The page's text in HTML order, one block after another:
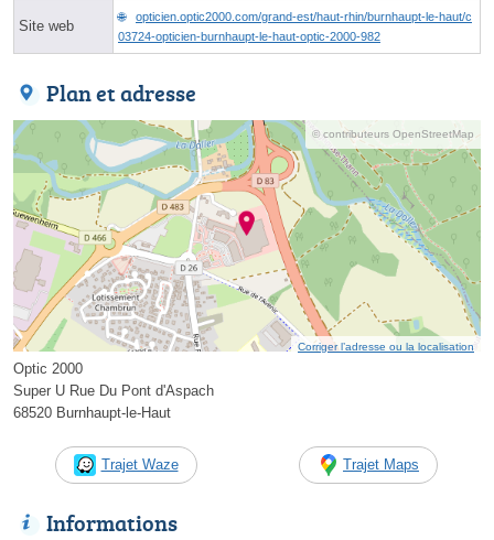
Site web
opticien.optic2000.com/grand-est/haut-rhin/burnhaupt-le-haut/c
03724-opticien-burnhaupt-le-haut-optic-2000-982
Plan et adresse
© contributeurs OpenStreetMap
Corriger l’adresse ou la localisation
Optic 2000
Super U Rue Du Pont d'Aspach
68520 Burnhaupt-le-Haut
Trajet Waze Trajet Maps
Informations